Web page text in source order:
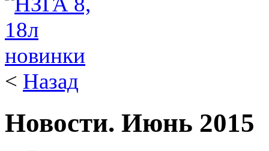
< Назад
Новости. Июнь 2015